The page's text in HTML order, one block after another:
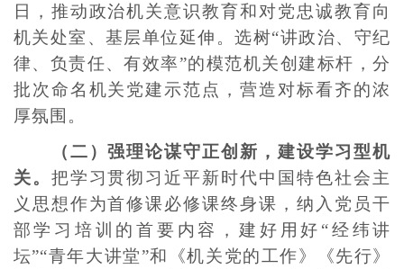
日，推动政治机关意识教育和对党忠诚教育向
机关处室、基层单位延伸。选树“讲政治、守纪
律、负责任、有效率”的模范机关创建标杆，分
批次命名机关党建示范点，营造对标看齐的浓
厚氛围。
（二）强理论谋守正创新，建设学习型机
关。 把学习贯彻习近平新时代中国特色社会主
义思想作为首修课必修课终身课，纳入党员干
部学习培训的首要内容，建好用好“经纬讲
坛”“青年大讲堂”和《机关党的工作》《先行》